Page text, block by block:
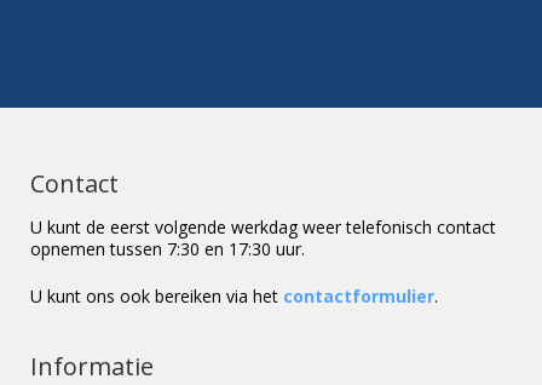
Contact
U kunt de eerst volgende werkdag weer telefonisch contact
opnemen tussen 7:30 en 17:30 uur.
U kunt ons ook bereiken via het contactformulier.
Informatie